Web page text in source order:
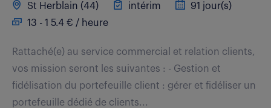
St Herblain (44) intérim
91 jour(s)
13 - 1 5.4 € / heure
Rattaché(e) au service commercial et relation clients,
vos mission seront les suivantes : - Gestion et
fidélisation du portefeuille client : gérer et fidéliser un
portefeuille dédié de clients...